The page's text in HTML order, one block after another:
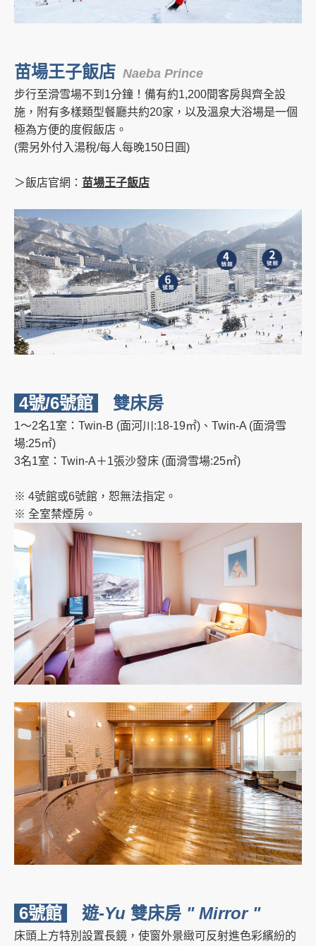
苗場王子飯店 Naeba Prince
步行至滑雪場不到1分鐘！備有約1,200間客房與齊全設
施，附有多樣類型餐廳共約20家，以及溫泉大浴場是一個
極為方便的度假飯店。
(需另外付入湯稅/每人每晚150日圓)
＞飯店官網： 苗場王子飯店
4號/6號館 雙床房
1～2名1室：Twin-B (面河川:18-19㎡)、Twin-A (面滑雪
場:25㎡)
3名1室：Twin-A＋1張沙發床 (面滑雪場:25㎡)
※ 4號館或6號館，恕無法指定。
※ 全室禁煙房。
6號館 遊-Yu 雙床房 " Mirror "
床頭上方特別設置長鏡，使窗外景緻可反射進色彩繽紛的